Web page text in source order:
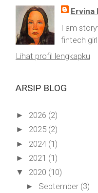
Ervina
I am
fintech girl
Lihat profil lengkapku
ARSIP BLOG
► 2026 (2)
► 2025 (2)
► 2024 (1)
► 2021 (1)
▼ 2020 (10)
► September (3)